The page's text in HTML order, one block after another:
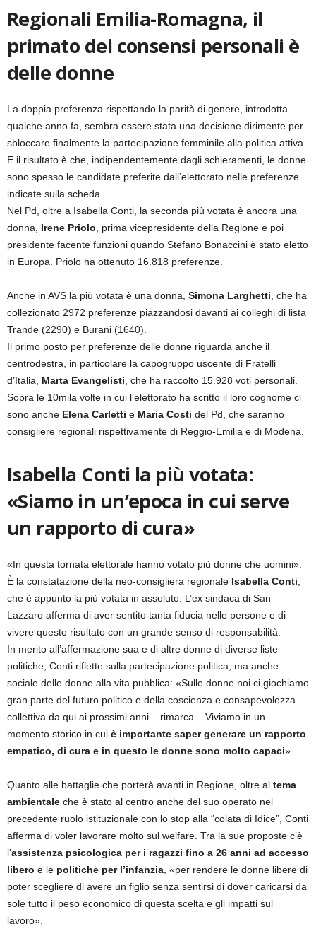
Regionali Emilia-Romagna, il
primato dei consensi personali è
delle donne
La doppia preferenza rispettando la parità di genere, introdotta
qualche anno fa, sembra essere stata una decisione dirimente per
sbloccare finalmente la partecipazione femminile alla politica attiva.
E il risultato è che, indipendentemente dagli schieramenti, le donne
sono spesso le candidate preferite dall’elettorato nelle preferenze
indicate sulla scheda.
Nel Pd, oltre a Isabella Conti, la seconda più votata è ancora una
donna, Irene Priolo, prima vicepresidente della Regione e poi
presidente facente funzioni quando Stefano Bonaccini è stato eletto
in Europa. Priolo ha ottenuto 16.818 preferenze.
Anche in AVS la più votata è una donna, Simona Larghetti, che ha
collezionato 2972 preferenze piazzandosi davanti ai colleghi di lista
Trande (2290) e Burani (1640).
Il primo posto per preferenze delle donne riguarda anche il
centrodestra, in particolare la capogruppo uscente di Fratelli
d’Italia, Marta Evangelisti, che ha raccolto 15.928 voti personali.
Sopra le 10mila volte in cui l’elettorato ha scritto il loro cognome ci
sono anche Elena Carletti e Maria Costi del Pd, che saranno
consigliere regionali rispettivamente di Reggio-Emilia e di Modena.
Isabella Conti la più votata:
«Siamo in un’epoca in cui serve
un rapporto di cura»
«In questa tornata elettorale hanno votato più donne che uomini».
È la constatazione della neo-consigliera regionale Isabella Conti,
che è appunto la più votata in assoluto. L’ex sindaca di San
Lazzaro afferma di aver sentito tanta fiducia nelle persone e di
vivere questo risultato con un grande senso di responsabilità.
In merito all’affermazione sua e di altre donne di diverse liste
politiche, Conti riflette sulla partecipazione politica, ma anche
sociale delle donne alla vita pubblica: «Sulle donne noi ci giochiamo
gran parte del futuro politico e della coscienza e consapevolezza
collettiva da qui ai prossimi anni – rimarca – Viviamo in un
momento storico in cui è importante saper generare un rapporto
empatico, di cura e in questo le donne sono molto capaci».
Quanto alle battaglie che porterà avanti in Regione, oltre al tema
ambientale che è stato al centro anche del suo operato nel
precedente ruolo istituzionale con lo stop alla “colata di Idice”, Conti
afferma di voler lavorare molto sul welfare. Tra la sue proposte c’è
l’assistenza psicologica per i ragazzi fino a 26 anni ad accesso
libero e le politiche per l’infanzia, «per rendere le donne libere di
poter scegliere di avere un figlio senza sentirsi di dover caricarsi da
sole tutto il peso economico di questa scelta e gli impatti sul
lavoro».